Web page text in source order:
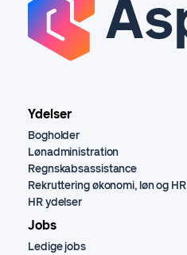
Ydelser
Bogholder
Lønadministration
Regnskabsassistance
Rekruttering økonomi, løn og HR
HR ydelser
Jobs
Ledige jobs